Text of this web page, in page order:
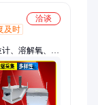
洽谈
及时
、溶解氧、雷